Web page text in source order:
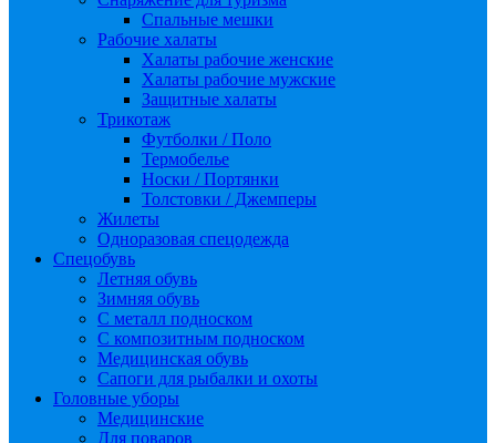
Спальные мешки
Рабочие халаты
Халаты рабочие женские
Халаты рабочие мужские
Защитные халаты
Трикотаж
Футболки / Поло
Термобелье
Носки / Портянки
Толстовки / Джемперы
Жилеты
Одноразовая спецодежда
Спецобувь
Летняя обувь
Зимняя обувь
С металл подноском
С композитным подноском
Медицинская обувь
Сапоги для рыбалки и охоты
Головные уборы
Медицинские
Для поваров